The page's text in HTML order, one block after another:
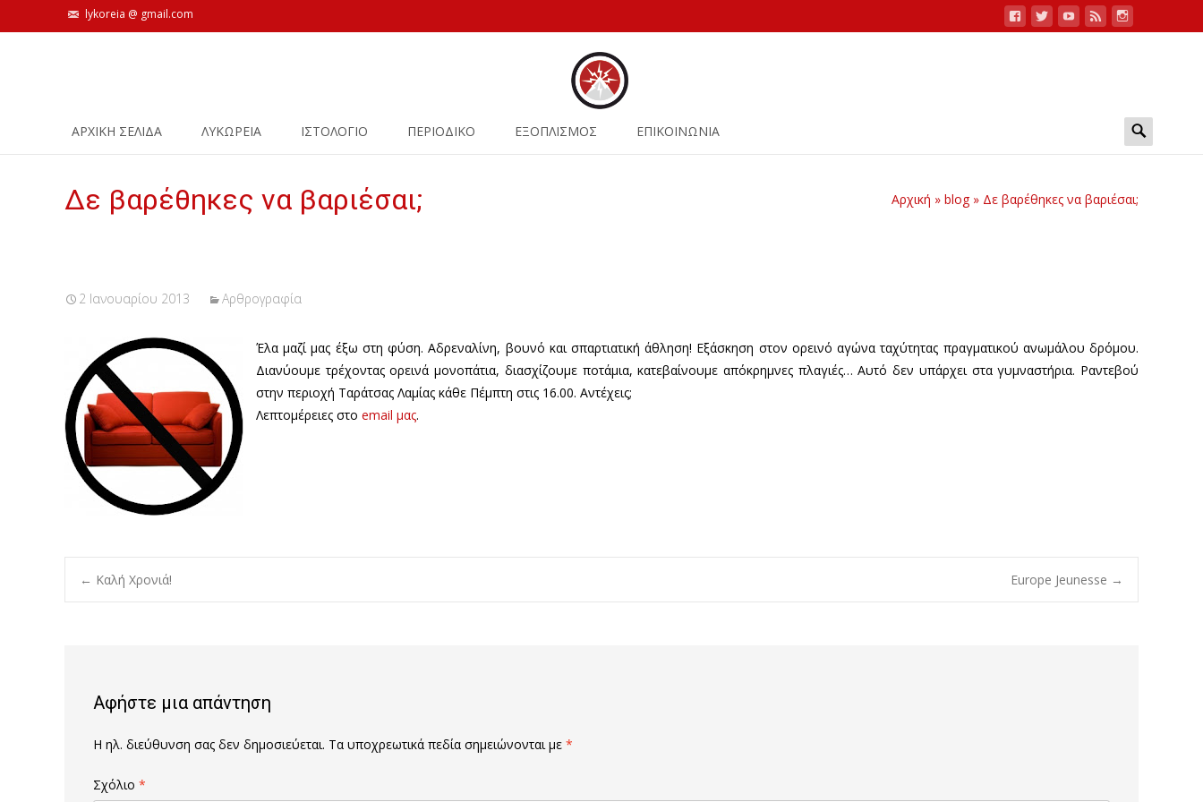
lykoreia @ gmail.com
ΑΡΧΙΚΗ ΣΕΛΙΔΑ ΛΥΚΩΡΕΙΑ ΙΣΤΟΛΌΓΙΟ ΠΕΡΙΟΔΙΚΟ ΕΞΟΠΛΙΣΜΟΣ ΕΠΙΚΟΙΝΩΝΙΑ
Search
for:
Δε βαρέθηκες να βαριέσαι; Αρχική » blog » Δε βαρέθηκες να βαριέσαι;
2 Ιανουαρίου 2013 Αρθρογραφία
Έλα μαζί μας έξω στη φύση. Αδρεναλίνη, βουνό και σπαρτιατική άθληση! Εξάσκηση στον ορεινό αγώνα ταχύτητας πραγματικού ανωμάλου δρόμου.
Διανύουμε τρέχοντας ορεινά μονοπάτια, διασχίζουμε ποτάμια, κατεβαίνουμε απόκρημνες πλαγιές… Αυτό δεν υπάρχει στα γυμναστήρια. Ραντεβού
στην περιοχή Ταράτσας Λαμίας κάθε Πέμπτη στις 16.00. Αντέχεις;
Λεπτομέρειες στο email μας.
Post
← Καλή Χρονιά! Europe Jeunesse →
Αφήστε μια απάντηση
Η ηλ. διεύθυνση σας δεν δημοσιεύεται. Τα υποχρεωτικά πεδία σημειώνονται με *
Σχόλιο *